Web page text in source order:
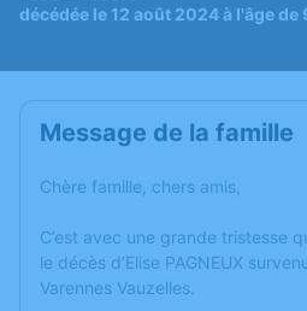
décédée le 12 août 2024 à l'âge de
Message de la famille
Chère famille, chers amis,
C’est avec une grande tristesse
le décès d’Elise PAGNEUX
Varennes Vauzelles.